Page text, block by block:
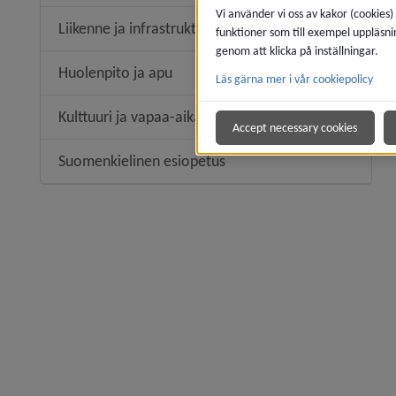
Liikenne ja infrastruktuuri
Huolenpito ja apu
Kulttuuri ja vapaa-aika
Suomenkielinen esiopetus
Vi använder vi oss av kakor
funktioner som till exempel
genom att klicka på inställningar.
Läs gärna mer i vår cookiepolicy
Accept necessary cookies